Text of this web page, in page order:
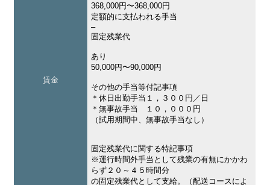
賃金
368,000円〜368,000円
定額的に支払われる手当
–
固定残業代
あり
50,000円〜90,000円
その他の手当等付記事項
＊休日出勤手当１，３００円／日
＊無事故手当 １０，０００円
（試用期間中、無事故手当なし）
固定残業代に関する特記事項
※運行時間外手当として残業の有無にかかわ
らず２０～４５時間分
の固定残業代として支給。（配送コースによ